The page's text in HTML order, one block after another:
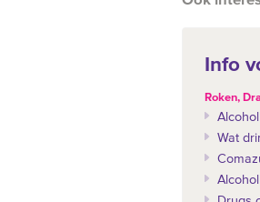
Info
Roken,
Alcohol
Wat